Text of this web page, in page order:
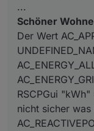
sicher was
VAr
...
Schöner
Der Wert
RSCPGui
nicht sicher